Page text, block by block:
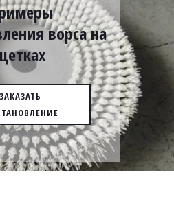
ворса на
ЗАКАЗАТЬ